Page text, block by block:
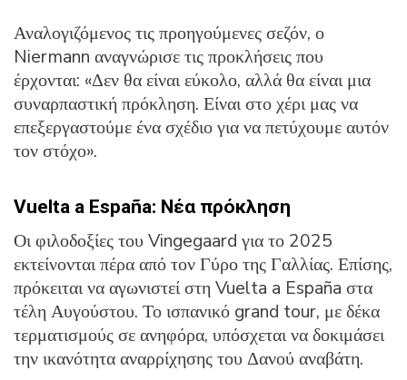
Αναλογιζόμενος τις προηγούμενες σεζόν, ο
Niermann αναγνώρισε τις προκλήσεις που
έρχονται: «Δεν θα είναι εύκολο, αλλά θα είναι μια
συναρπαστική πρόκληση. Είναι στο χέρι μας να
επεξεργαστούμε ένα σχέδιο για να πετύχουμε αυτόν
τον στόχο».
Vuelta a España: Νέα πρόκληση
Οι φιλοδοξίες του Vingegaard για το 2025
εκτείνονται πέρα ​​από τον Γύρο της Γαλλίας. Επίσης,
πρόκειται να αγωνιστεί στη Vuelta a España στα
τέλη Αυγούστου. Το ισπανικό grand tour, με δέκα
τερματισμούς σε ανηφόρα, υπόσχεται να δοκιμάσει
την ικανότητα αναρρίχησης του Δανού αναβάτη.